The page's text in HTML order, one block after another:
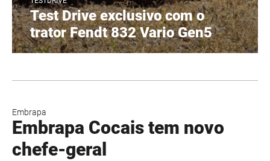
Test Drive exclusivo com o
trator Fendt 832 Vario Gen5
Embrapa
Embrapa Cocais tem novo
chefe-geral